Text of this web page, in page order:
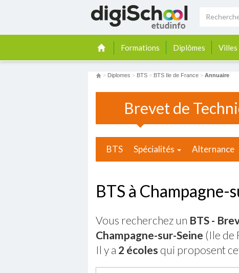
Formations Diplômes Villes
> Diplomes > BTS > BTS Ile de France > Annuaire
Brevet de
BTS Spécialités Alternance
BTS à Champagne-
Vous recherchez un BTS -
Champagne-sur-Seine (Ile de
Il y a 2 écoles qui proposent